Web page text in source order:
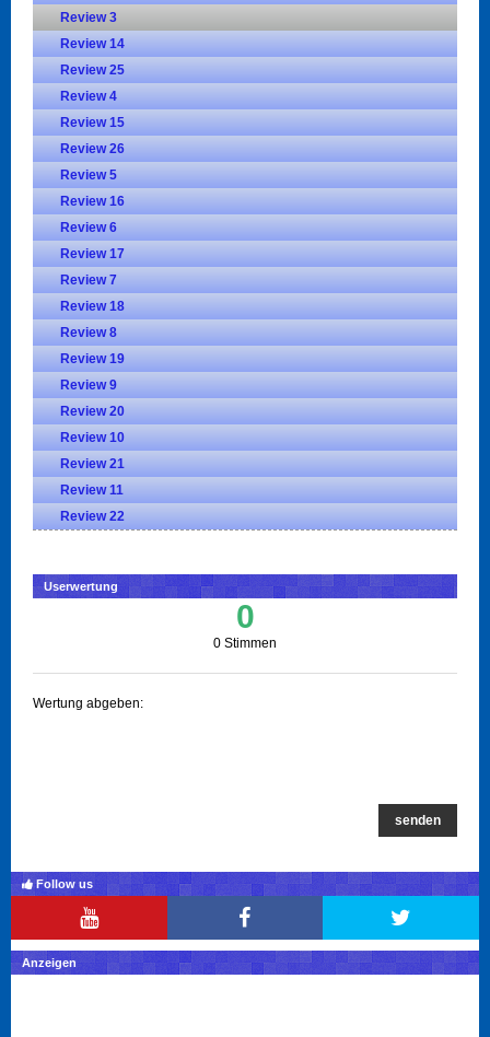
Review 3
Review 14
Review 25
Review 4
Review 15
Review 26
Review 5
Review 16
Review 6
Review 17
Review 7
Review 18
Review 8
Review 19
Review 9
Review 20
Review 10
Review 21
Review 11
Review 22
Userwertung
0
0 Stimmen
Wertung abgeben:
senden
Follow us
Anzeigen